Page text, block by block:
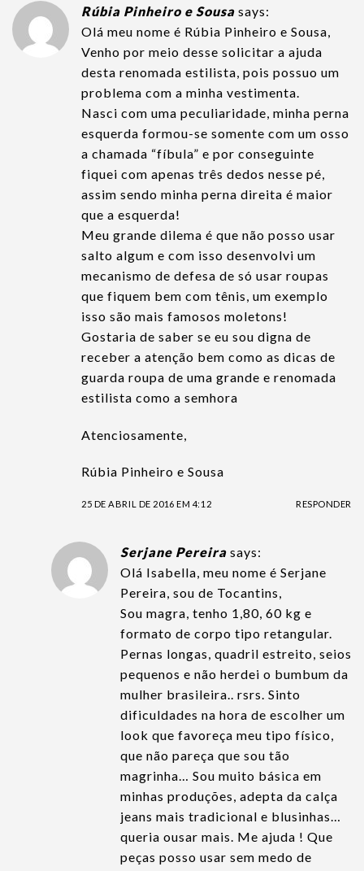
Rúbia Pinheiro e Sousa says:
Olá meu nome é Rúbia Pinheiro e Sousa,
Venho por meio desse solicitar a ajuda
desta renomada estilista, pois possuo um
problema com a minha vestimenta.
Nasci com uma peculiaridade, minha perna
esquerda formou-se somente com um osso
a chamada “fíbula” e por conseguinte
fiquei com apenas três dedos nesse pé,
assim sendo minha perna direita é maior
que a esquerda!
Meu grande dilema é que não posso usar
salto algum e com isso desenvolvi um
mecanismo de defesa de só usar roupas
que fiquem bem com tênis, um exemplo
isso são mais famosos moletons!
Gostaria de saber se eu sou digna de
receber a atenção bem como as dicas de
guarda roupa de uma grande e renomada
estilista como a semhora
Atenciosamente,
Rúbia Pinheiro e Sousa
25 DE ABRIL DE 2016 EM 4:12 RESPONDER
Serjane Pereira says:
Olá Isabella, meu nome é Serjane
Pereira, sou de Tocantins,
Sou magra, tenho 1,80, 60 kg e
formato de corpo tipo retangular.
Pernas longas, quadril estreito, seios
pequenos e não herdei o bumbum da
mulher brasileira.. rsrs. Sinto
dificuldades na hora de escolher um
look que favoreça meu tipo físico,
que não pareça que sou tão
magrinha… Sou muito básica em
minhas produções, adepta da calça
jeans mais tradicional e blusinhas…
queria ousar mais. Me ajuda ! Que
peças posso usar sem medo de